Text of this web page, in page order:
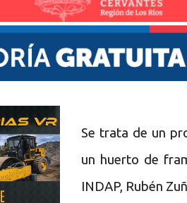
Se trata de un
un huerto de
INDAP, Rubén